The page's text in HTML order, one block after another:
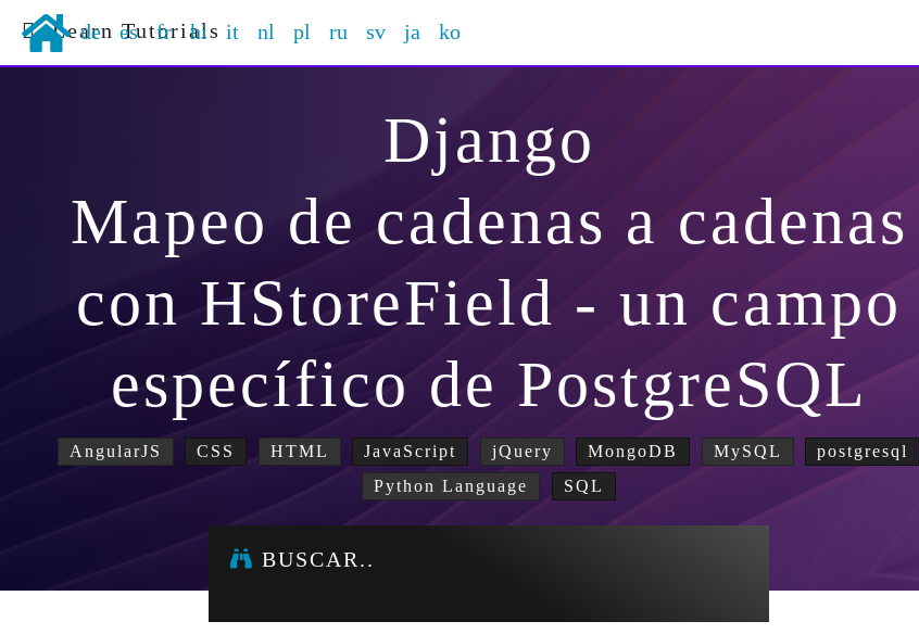
Learn Tutorials
de es fr hi it nl pl ru sv ja ko
Django
Mapeo de cadenas a cadenas
con HStoreField - un campo
específico de PostgreSQL
AngularJS CSS HTML JavaScript jQuery MongoDB MySQL
postgresql
Python Language
SQL
BUSCAR..